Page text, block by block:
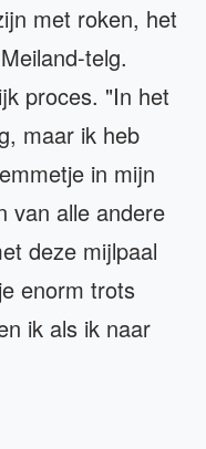
met roken, het
telg.
proces. "In het
maar ik heb
in mijn
van alle andere
deze mijlpaal
enorm trots
ik als ik naar